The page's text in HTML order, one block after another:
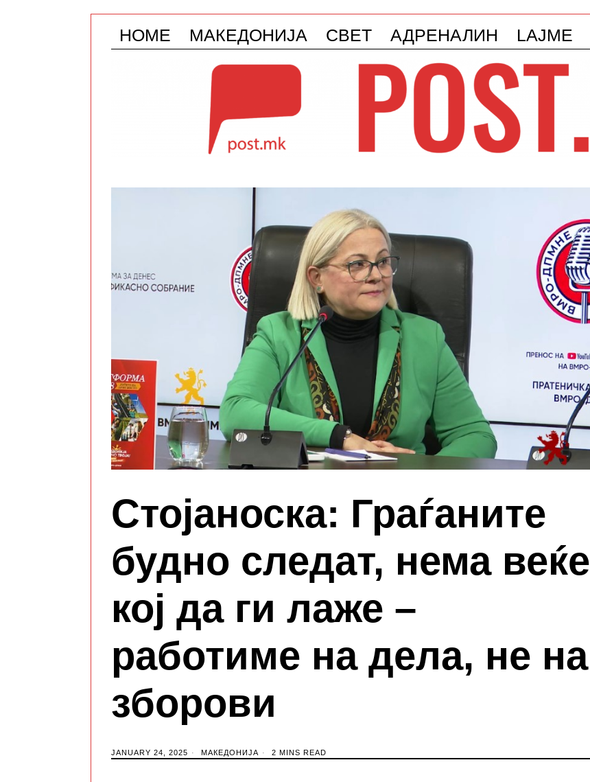
HOME МАКЕДОНИЈА СВЕТ АДРЕНАЛИН LAJME
Стојаноска: Граѓаните
будно следат, нема веќе
кој да ги лаже –
работиме на дела, не на
зборови
JANUARY 24, 2025 МАКЕДОНИЈА 2 MINS READ